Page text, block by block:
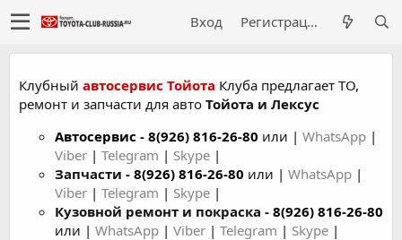
Вход Регистрация
Клубный автосервис Тойота Клуба предлагает ТО,
ремонт и запчасти для авто Тойота и Лексус
Автосервис - 8(926) 816-26-80 или | WhatsApp |
Viber | Telegram | Skype |
Запчасти - 8(926) 816-26-80 или | WhatsApp |
Viber | Telegram | Skype |
Кузовной ремонт и покраска - 8(926) 816-26-80
или | WhatsApp | Viber | Telegram | Skype |